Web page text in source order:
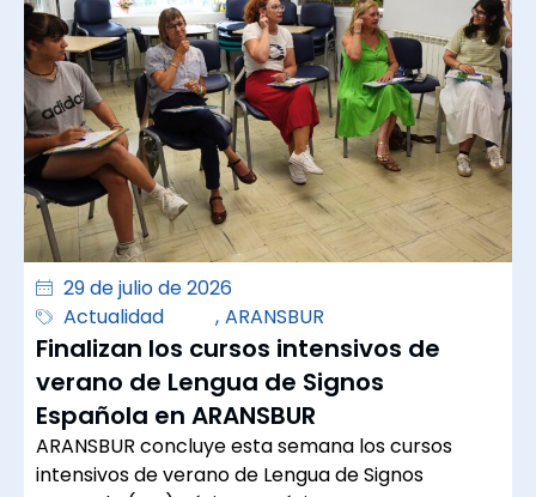
29 de julio de 2026
Actualidad
, ARANSBUR
Finalizan los cursos intensivos de
verano de Lengua de Signos
Española en ARANSBUR
ARANSBUR concluye esta semana los cursos
intensivos de verano de Lengua de Signos